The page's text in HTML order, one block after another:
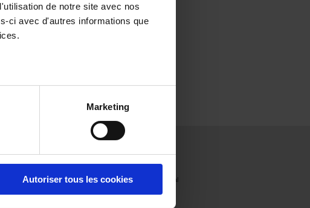
de notre site avec nos
ci avec d'autres informations que
Marketing
Autoriser tous les cookies
des
delà
Infos presse
Revue de
Rejoignez-
nous
France
International